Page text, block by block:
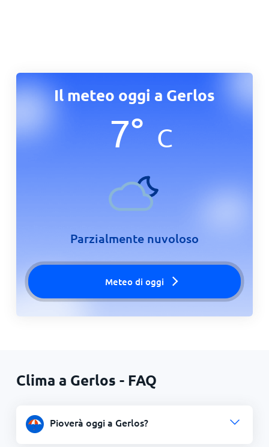
Il meteo oggi a Gerlos
7° C
Parzialmente nuvoloso
Meteo di oggi
Clima a Gerlos - FAQ
Pioverà oggi a Gerlos?